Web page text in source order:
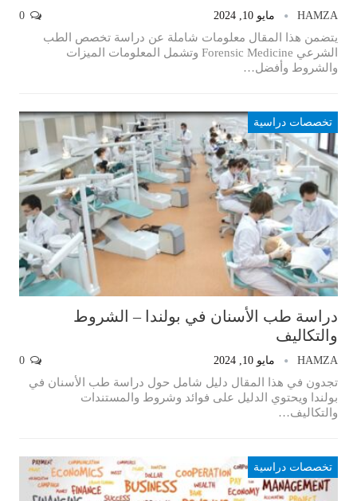
HAMZA مايو 10, 2024
يتضمن هذا المقال معلومات شاملة عن دراسة تخصص الطب
الشرعي Forensic Medicine وتشمل المعلومات الميزات
والشروط وأفضل…
تخصصات دراسية
دراسة طب الأسنان في بولندا – الشروط
والتكاليف
HAMZA مايو 10, 2024
تجدون في هذا المقال دليل شامل حول دراسة طب الأسنان في
بولندا ويحتوي الدليل على فوائد وشروط والمستندات
والتكاليف…
تخصصات دراسية